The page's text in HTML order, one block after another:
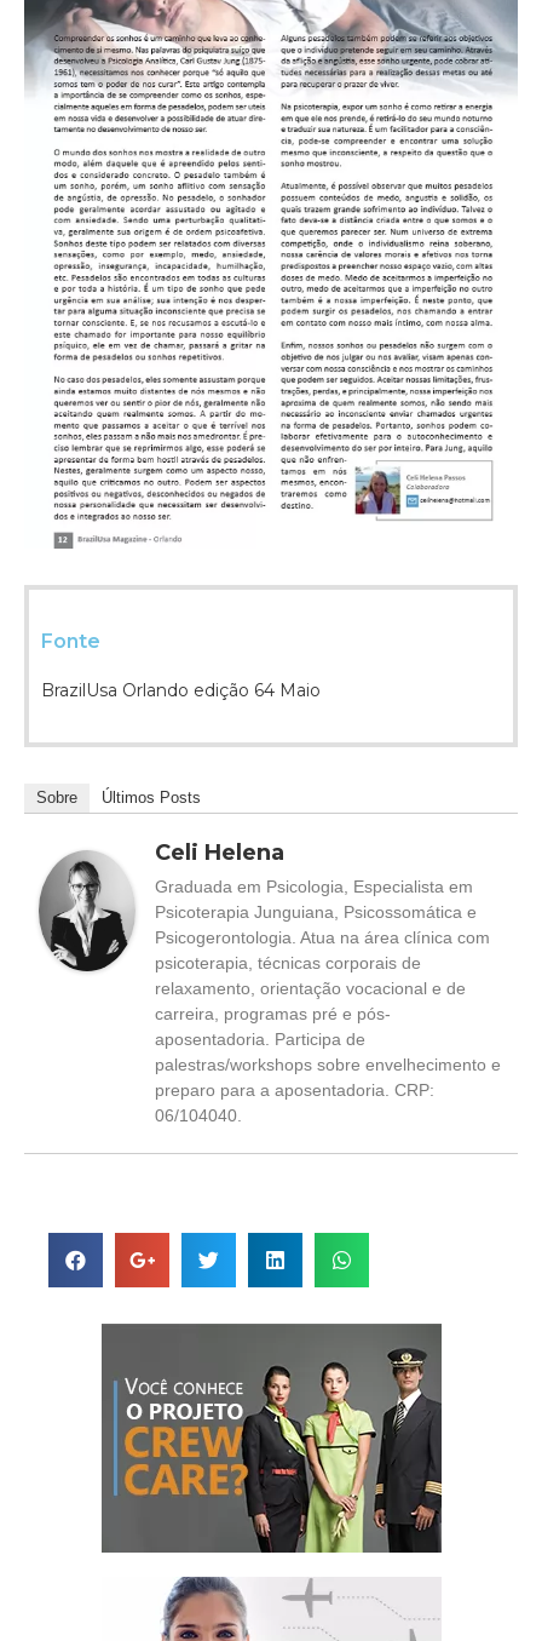
Fonte
BrazilUsa Orlando edição 64 Maio
Sobre Últimos Posts
Celi Helena
Graduada em Psicologia, Especialista em
Psicoterapia Junguiana, Psicossomática e
Psicogerontologia. Atua na área clínica com
psicoterapia, técnicas corporais de
relaxamento, orientação vocacional e de
carreira, programas pré e pós-
aposentadoria. Participa de
palestras/workshops sobre envelhecimento e
preparo para a aposentadoria. CRP:
06/104040.